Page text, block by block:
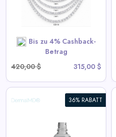
Bis zu 4% Cashback-
Betrag
420,00 $
315,00 $
View All Miles Deals
SHOP NOW
36% RABATT
Intim Aufhellungsserum